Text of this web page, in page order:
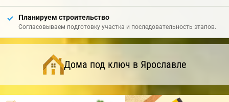
Планируем строительство
Согласовываем подготовку участка и последовательность этапов.
Дома под ключ в Ярославле